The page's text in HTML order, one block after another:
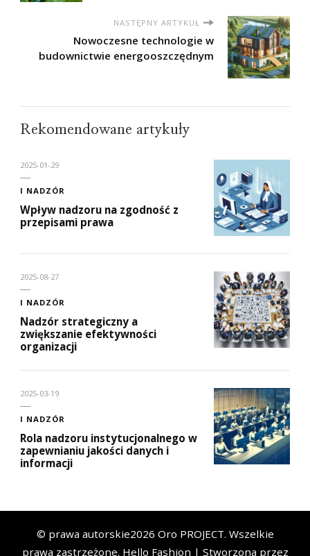
NASTĘPNY ARTYKUŁ
Nowoczesne technologie w
budownictwie energooszczędnym
Rekomendowane artykuły
2025-01-29
I NADZÓR
Wpływ nadzoru na zgodność z
przepisami prawa
2025-08-27
I NADZÓR
Nadzór strategiczny a
zwiększanie efektywności
organizacji
2025-03-19
I NADZÓR
Rola nadzoru instytucjonalnego w
zapewnianiu jakości danych i
informacji
© prawa autorskie2026 Oro PROJECT. Wszelkie
prawa zastrzeżone. Hello Fashion | Stworzona przez